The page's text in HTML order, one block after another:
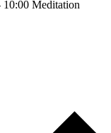
10:00 Meditation